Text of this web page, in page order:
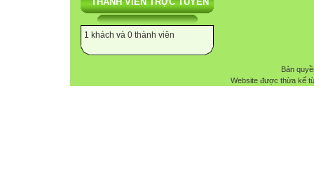
1 khách và 0 thành viên
Bản
Website được thừa kế